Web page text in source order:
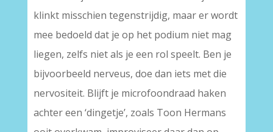
klinkt misschien tegenstrijdig, maar er wordt
mee bedoeld dat je op het podium niet mag
liegen, zelfs niet als je een rol speelt. Ben je
bijvoorbeeld nerveus, doe dan iets met die
nervositeit. Blijft je microfoondraad haken
achter een ‘dingetje’, zoals Toon Hermans